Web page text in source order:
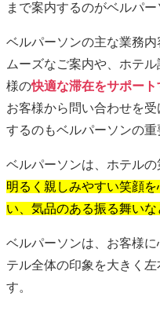
まで案内するのがベルパー
ベルパーソンの主な業務
ムーズなご案内や、ホテ
様の快適な滞在をサポート
お客様から問い合わせを
するのもベルパーソンの重
ベルパーソンは、ホテルの
明るく親しみやすい笑顔
い、気品のある振る舞いな
ベルパーソンは、お客様に
テル全体の印象を大きく
す。